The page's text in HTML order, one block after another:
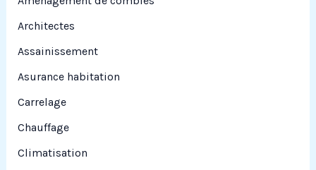
:
Architectes
Assainissement
Asurance habitation
Carrelage
Chauffage
Climatisation